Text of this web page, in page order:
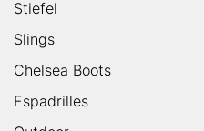
Stiefel
Slings
Chelsea Boots
Espadrilles